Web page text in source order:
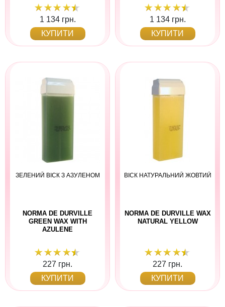
1 134 грн.
КУПИТИ
1 134 грн.
КУПИТИ
ЗЕЛЕНИЙ ВІСК З АЗУЛЕНОМ
NORMA DE DURVILLE
GREEN WAX WITH
AZULENE
227 грн.
КУПИТИ
ВІСК НАТУРАЛЬНИЙ ЖОВТИЙ
NORMA DE DURVILLE WAX
NATURAL YELLOW
227 грн.
КУПИТИ